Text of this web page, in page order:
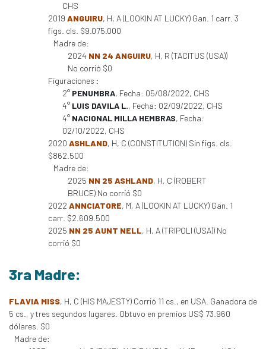
CHS
2019 ANGUIRU, H, A (LOOKIN AT LUCKY) Gan. 1 carr. 3
figs. cls. $9.075.000
Madre de:
2024 NN 24 ANGUIRU, H, R (TACITUS (USA))
No corrió $0
Figuraciones :
2° PENUMBRA, Fecha: 05/08/2022, CHS
4° LUIS DAVILA L., Fecha: 02/09/2022, CHS
4° NACIONAL MILLA HEMBRAS, Fecha:
02/10/2022, CHS
2020 ASHLAND, H, C (CONSTITUTION) Sin figs. cls.
$862.500
Madre de:
2025 NN 25 ASHLAND, H, C (ROBERT
BRUCE) No corrió $0
2022 ANNCIATORE, M, A (LOOKIN AT LUCKY) Gan. 1
carr. $2.609.500
2025 NN 25 AUNT NELL, H, A (TRIPOLI (USA)) No
corrió $0
3ra Madre:
FLAVIA MISS, H, C (HIS MAJESTY) Corrió 11 cs., en USA. Ganadora de
5 cs., y tres segundos lugares. Obtuvo en premios US$ 73.960
dólares. $0
Madre de: